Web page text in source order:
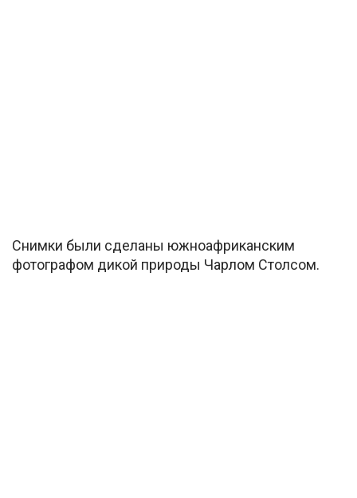
Снимки были сделаны южноафриканским
фотографом дикой природы Чарлом Столсом.